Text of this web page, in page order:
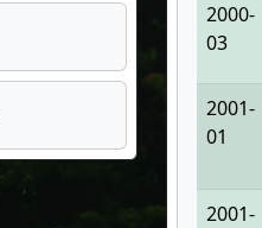
2000-
03
2001-
01
2001-